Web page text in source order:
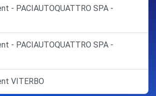
- PACIAUTOQUATTRO SPA -
- PACIAUTOQUATTRO SPA -
VITERBO